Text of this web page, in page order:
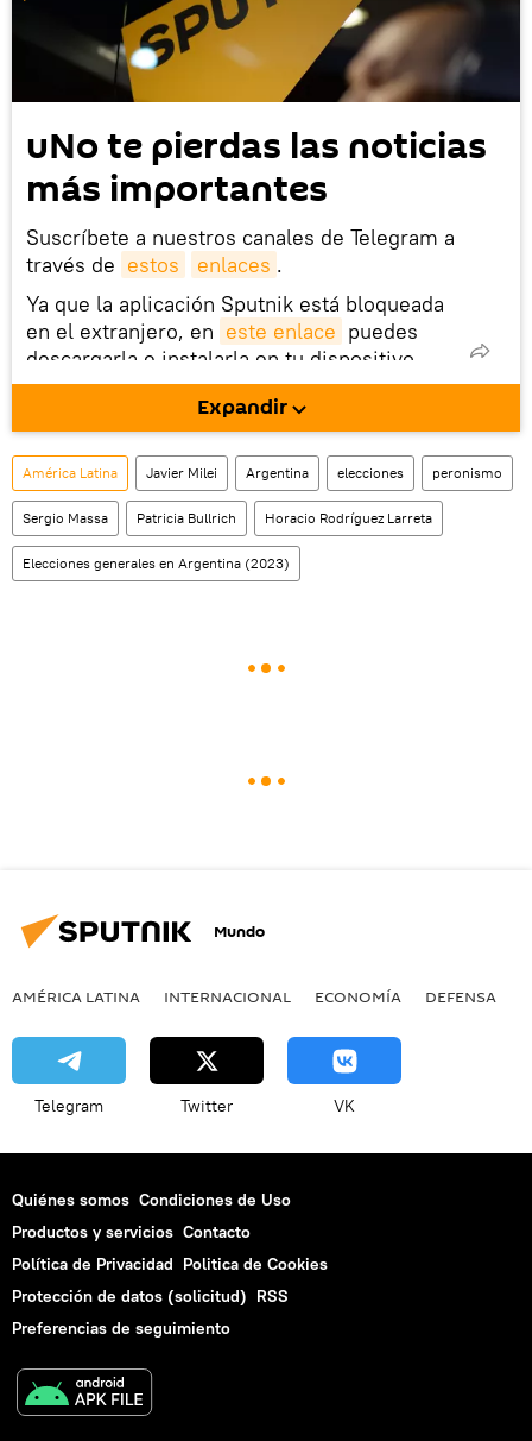
uNo te pierdas las noticias
más importantes
Suscríbete a nuestros canales de Telegram a
través de estos enlaces .
Ya que la aplicación Sputnik está bloqueada
en el extranjero, en este enlace puedes
descargarla e instalarla en tu dispositivo
móvil (¡solo para Android!).
También tenemos una cuenta en la red
social rusa VK .
Expandir
América Latina Javier Milei Argentina elecciones peronismo
Sergio Massa Patricia Bullrich Horacio Rodríguez Larreta
Elecciones generales en Argentina (2023)
Mundo
AMÉRICA LATINA INTERNACIONAL ECONOMÍA DEFENSA
Telegram Twitter VK
Quiénes somos Condiciones de Uso
Productos y servicios Contacto
Política de Privacidad Politica de Cookies
Protección de datos (solicitud) RSS
Preferencias de seguimiento